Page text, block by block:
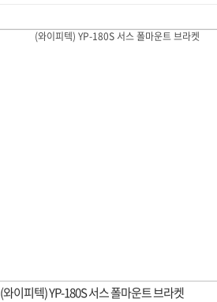
(와이피텍) YP-180S 서스 폴마운트 브라켓